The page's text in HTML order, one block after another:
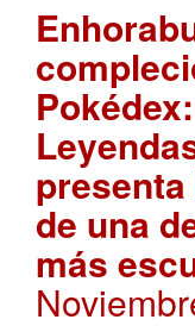
de una
más